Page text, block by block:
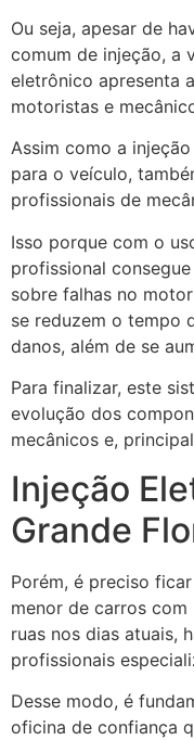
Ou seja, apesar de
comum de injeção, a
eletrônico apresenta
motoristas e
Assim como a
para o veículo,
profissionais de
Isso porque com o
profissional
sobre falhas no
se reduzem o tempo
danos, além de se
Para finalizar, este
evolução dos
mecânicos e,
Injeção
Grande
Porém, é preciso
menor de carros
ruas nos dias atuais,
profissionais
Desse modo, é
oficina de confiança